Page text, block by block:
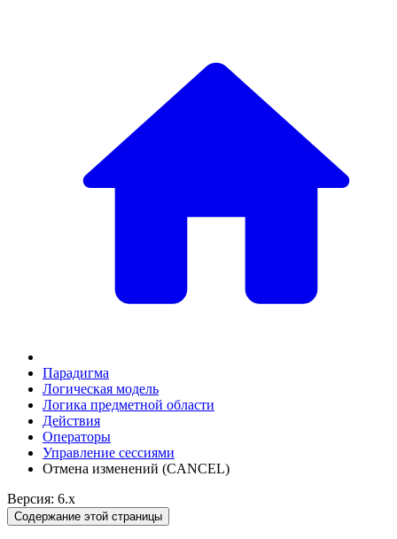
Парадигма
Логическая модель
Логика предметной области
Действия
Оператоpы
Управление сессиями
Отмена изменений (CANCEL)
Версия: 6.x
Содержание этой страницы